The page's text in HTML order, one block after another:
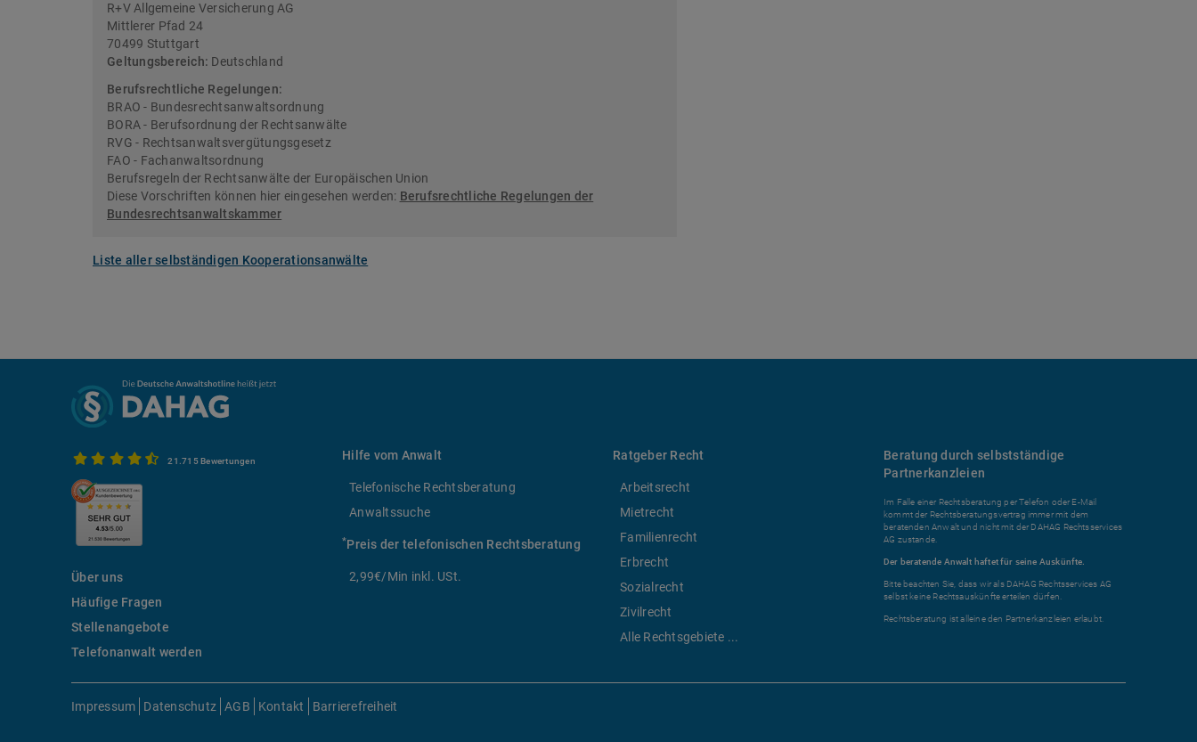
R+V Allgemeine Versicherung AG
Mittlerer Pfad 24
70499 Stuttgart
Geltungsbereich: Deutschland
Berufsrechtliche Regelungen:
BRAO - Bundesrechtsanwaltsordnung
BORA - Berufsordnung der Rechtsanwälte
RVG - Rechtsanwaltsvergütungsgesetz
FAO - Fachanwaltsordnung
Berufsregeln der Rechtsanwälte der Europäischen Union
Diese Vorschriften können hier eingesehen werden: Berufsrechtliche Regelungen der
Bundesrechtsanwaltskammer
Liste aller selbständigen Kooperationsanwälte
21.715 Bewertungen
Über uns
Häufige Fragen
Stellenangebote
Telefonanwalt werden
Hilfe vom Anwalt
Telefonische Rechtsberatung
Anwaltssuche
*Preis der telefonischen Rechtsberatung
2,99€/Min inkl. USt.
Ratgeber Recht
Arbeitsrecht
Mietrecht
Familienrecht
Erbrecht
Sozialrecht
Zivilrecht
Alle Rechtsgebiete ...
Beratung durch selbstständige
Partnerkanzleien
Im Falle einer Rechtsberatung per Telefon oder E-Mail
kommt der Rechtsberatungsvertrag immer mit dem
beratenden Anwalt und nicht mit der DAHAG Rechtsservices
AG zustande.
Der beratende Anwalt haftet für seine Auskünfte.
Bitte beachten Sie, dass wir als DAHAG Rechtsservices AG
selbst keine Rechtsauskünfte erteilen dürfen.
Rechtsberatung ist alleine den Partnerkanzleien erlaubt.
Impressum Datenschutz AGB Kontakt Barrierefreiheit